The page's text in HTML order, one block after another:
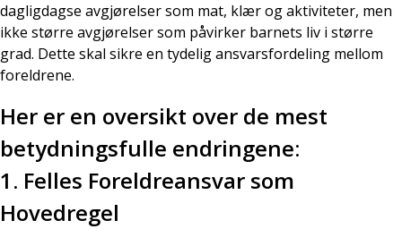
dagligdagse avgjørelser som mat, klær og aktiviteter, men
ikke større avgjørelser som påvirker barnets liv i større
grad. Dette skal sikre en tydelig ansvarsfordeling mellom
foreldrene.
Her er en oversikt over de mest
betydningsfulle endringene:
1. Felles Foreldreansvar som
Hovedregel